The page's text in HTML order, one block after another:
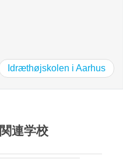
Idræthøjskolen i Aarhus
連学校